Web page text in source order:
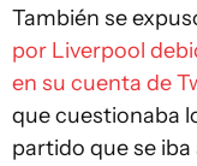
También se
por Liverpool
en su cuenta de
que cuestionaba
partido que se iba